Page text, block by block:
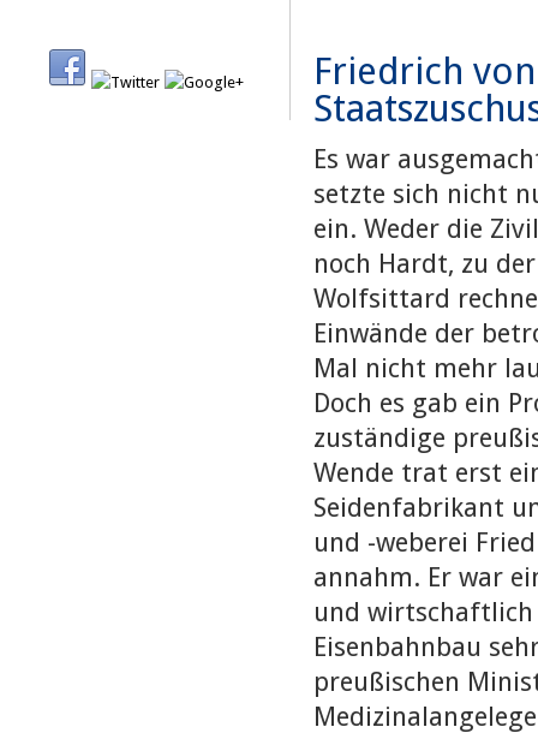
Friedrich
Es war
setzte sich nicht
ein. Weder die
noch Hardt, zu
Wolfsittard
Einwände der
Mal nicht mehr
Doch es gab ein
zuständige
Wende trat erst
Seidenfabrikant
und -weberei
annahm. Er war
und wirtschaftlich
Eisenbahnbau
preußischen